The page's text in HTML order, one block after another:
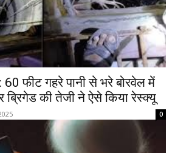
फीट गहरे पानी से भरे बोरवेल में
ब्रिगेड की तेजी ने ऐसे किया रेस्क्यू
0